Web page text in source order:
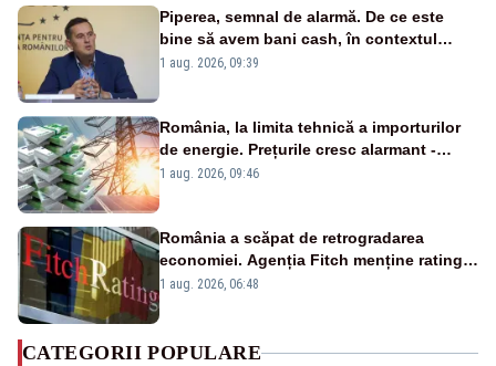
Piperea, semnal de alarmă. De ce este
bine să avem bani cash, în contextul
alertei energetice?
1 aug. 2026, 09:39
România, la limita tehnică a importurilor
de energie. Prețurile cresc alarmant -
Analiză Realitatea Plus
1 aug. 2026, 09:46
România a scăpat de retrogradarea
economiei. Agenția Fitch menține ratingul
„BBB-” cu perspectivă negativă
1 aug. 2026, 06:48
CATEGORII POPULARE